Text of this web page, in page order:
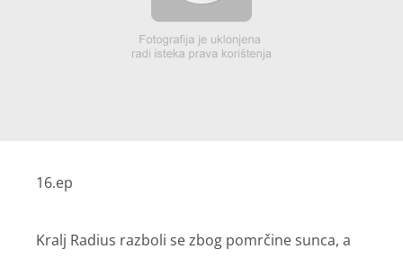
16.ep
Kralj Radius razboli se zbog pomrčine sunca, a